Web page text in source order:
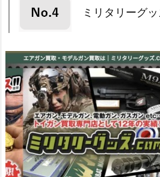
ミリタリーグ